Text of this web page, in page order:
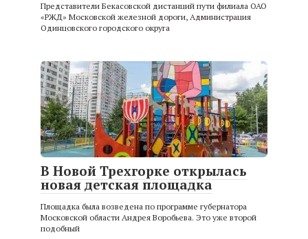
Представители Бекасовской дистанций пути филиала ОАО
«РЖД» Московской железной дороги, Администрация
Одинцовского городского округа
В Новой Трехгорке открылась
новая детская площадка
Площадка была возведена по программе губернатора
Московской области Андрея Воробьева. Это уже второй
подобный